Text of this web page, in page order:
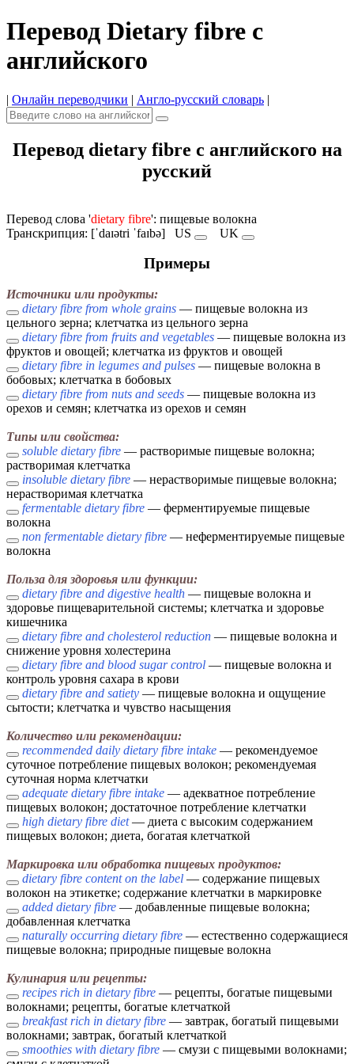
Перевод Dietary fibre с
английского
| Онлайн переводчики | Англо-русский словарь |
Перевод dietary fibre с английского на
русский
Перевод слова 'dietary fibre': пищевые волокна
Транскрипция: [ˈdaɪətri ˈfaɪbə] US UK
Примеры
Источники или продукты:
dietary fibre from whole grains — пищевые волокна из
цельного зерна; клетчатка из цельного зерна
dietary fibre from fruits and vegetables — пищевые волокна из
фруктов и овощей; клетчатка из фруктов и овощей
dietary fibre in legumes and pulses — пищевые волокна в
бобовых; клетчатка в бобовых
dietary fibre from nuts and seeds — пищевые волокна из
орехов и семян; клетчатка из орехов и семян
Типы или свойства:
soluble dietary fibre — растворимые пищевые волокна;
растворимая клетчатка
insoluble dietary fibre — нерастворимые пищевые волокна;
нерастворимая клетчатка
fermentable dietary fibre — ферментируемые пищевые
волокна
non fermentable dietary fibre — неферментируемые пищевые
волокна
Польза для здоровья или функции:
dietary fibre and digestive health — пищевые волокна и
здоровье пищеварительной системы; клетчатка и здоровье
кишечника
dietary fibre and cholesterol reduction — пищевые волокна и
снижение уровня холестерина
dietary fibre and blood sugar control — пищевые волокна и
контроль уровня сахара в крови
dietary fibre and satiety — пищевые волокна и ощущение
сытости; клетчатка и чувство насыщения
Количество или рекомендации:
recommended daily dietary fibre intake — рекомендуемое
суточное потребление пищевых волокон; рекомендуемая
суточная норма клетчатки
adequate dietary fibre intake — адекватное потребление
пищевых волокон; достаточное потребление клетчатки
high dietary fibre diet— диета с высоким содержанием
пищевых волокон; диета, богатая клетчаткой
Маркировка или обработка пищевых продуктов:
dietary fibre content on the label — содержание пищевых
волокон на этикетке; содержание клетчатки в маркировке
added dietary fibre — добавленные пищевые волокна;
добавленная клетчатка
naturally occurring dietary fibre — естественно содержащиеся
пищевые волокна; природные пищевые волокна
Кулинария или рецепты:
recipes rich in dietary fibre — рецепты, богатые пищевыми
волокнами; рецепты, богатые клетчаткой
breakfast rich in dietary fibre — завтрак, богатый пищевыми
волокнами; завтрак, богатый клетчаткой
smoothies with dietary fibre — смузи с пищевыми волокнами;